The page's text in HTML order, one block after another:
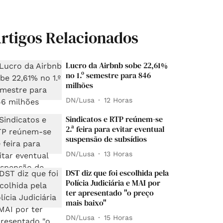
Relacionados
Lucro da Airbnb sobe 22,61%
no 1.º semestre para 846
milhões
DN/Lusa 12 Horas
Sindicatos e RTP reúnem-se
2.ª feira para evitar eventual
suspensão de subsídios
DN/Lusa 13 Horas
DST diz que foi escolhida pela
Polícia Judiciária e MAI por
ter apresentado "o preço
mais baixo"
DN/Lusa 15 Horas